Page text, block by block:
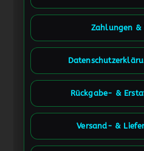
Zahlungen &
Rückgabe- &
Versand- &